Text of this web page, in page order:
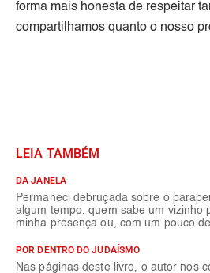
forma mais honesta de respeitar
compartilhamos quanto o nosso
LEIA TAMBÉM
DA JANELA
Permaneci debruçada sobre o
algum tempo, quem sabe um vizinho
minha presença ou, com um pouco
POR DENTRO DO JUDAÍSMO
Nas páginas deste livro, o autor nos